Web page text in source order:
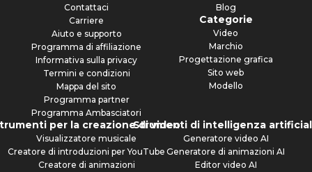
Contattaci
Carriere
Aiuto e supporto
Programma di affiliazione
Informativa sulla privacy
Termini e condizioni
Mappa del sito
Programma partner
Programma Ambasciatori
Blog
Categorie
Video
Marchio
Progettazione grafica
Sito web
Modello
per la creazione di video
Visualizzatore musicale
Creatore di introduzioni per YouTube
Creatore di animazioni
Strumenti di intelligenza
Generatore video AI
Generatore di animazioni AI
Editor video AI